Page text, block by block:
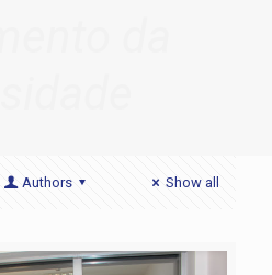
Authors Show all